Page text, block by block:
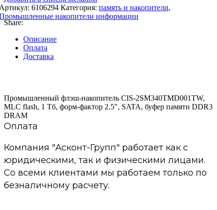
6106294 Категория: память и накопители,
накопители информации
Share:
Описание
Оплата
Доставка
Промышленный флэш-накопитель CIS-2SM340TMD001TW,
MLC flash, 1 Тб, форм-фактор 2.5″, SATA, буфер памяти DDR3
DRAM
Оплата
Компания "Асконт-Групп" работает как с
юридическими, так и физическими лицами.
Со всеми клиентами мы работаем только по
безналичному расчету.